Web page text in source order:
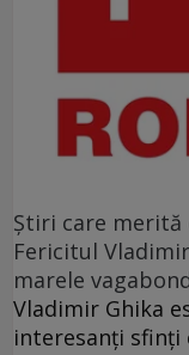
Ştiri care
Fericitul
marele
Vladimir Ghika
interesanți sfinți